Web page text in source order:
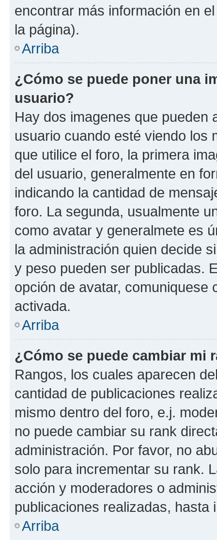
encontrar más información en
la página).
Arriba
¿Cómo se puede poner una
usuario?
Hay dos imagenes que pueden
usuario cuando esté viendo los
que utilice el foro, la primera
del usuario, generalmente en
indicando la cantidad de
foro. La segunda, usualmente
como avatar y generalmete es
la administración quien decide
y peso pueden ser publicadas.
opción de avatar, comuniquese
activada.
Arriba
¿Cómo se puede cambiar mi
Rangos, los cuales aparecen
cantidad de publicaciones
mismo dentro del foro, e.j.
no puede cambiar su rank
administración. Por favor, no
solo para incrementar su rank.
acción y moderadores o
publicaciones realizadas, hasta
Arriba